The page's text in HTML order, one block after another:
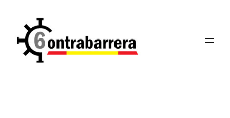
contenido